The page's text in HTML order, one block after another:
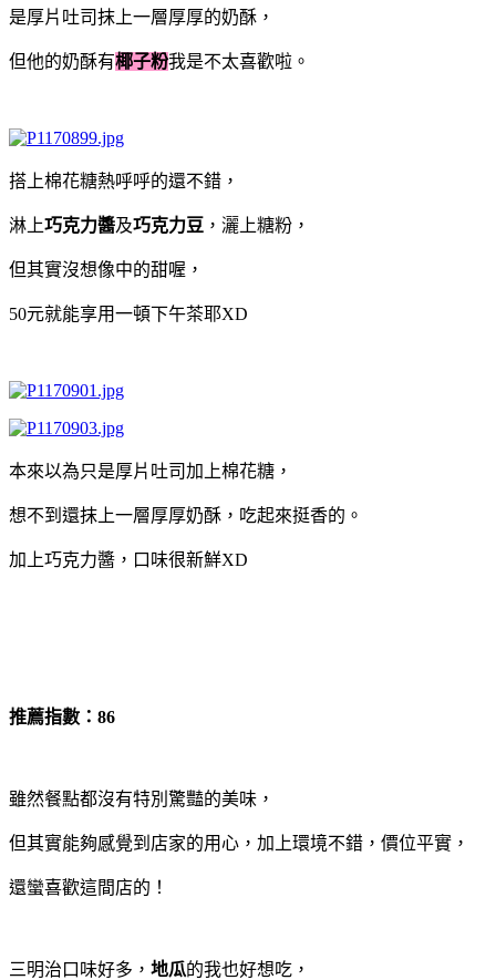
是厚片吐司抹上一層厚厚的奶酥，
但他的奶酥有椰子粉我是不太喜歡啦。
搭上棉花糖熱呼呼的還不錯，
淋上巧克力醬及巧克力豆 ，灑上糖粉，
但其實沒想像中的甜喔，
50元就能享用一頓下午茶耶XD
本來以為只是厚片吐司加上棉花糖，
想不到還抹上一層厚厚奶酥，吃起來挺香的。
加上巧克力醬，口味很新鮮XD
推薦指數：86
雖然餐點都沒有特別驚豔的美味，
但其實能夠感覺到店家的用心，加上環境不錯，價位平實，
還蠻喜歡這間店的！
三明治口味好多， 地瓜的我也好想吃，